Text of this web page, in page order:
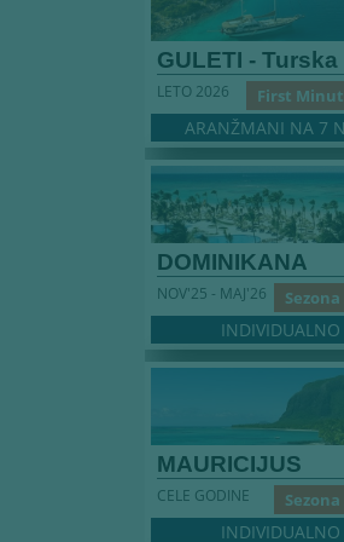
GULETI - Turska
First
LETO 2026
ARANŽMANI NA 7
DOMINIKANA
Sezona
NOV'25 - MAJ'26
INDIVIDUALNO
MAURICIJUS
Sezona
CELE GODINE
INDIVIDUALNO